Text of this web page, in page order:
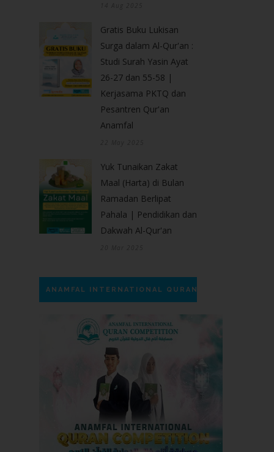
Gratis Buku Lukisan
Surga dalam Al-Qur'an :
Studi Surah Yasin Ayat
26-27 dan 55-58 |
Kerjasama PKTQ dan
Pesantren Qur'an
Anamfal
Yuk Tunaikan Zakat
Maal (Harta) di Bulan
Ramadan Berlipat
Pahala | Pendidikan dan
Dakwah Al-Qur'an
ANAMFAL INTERNATIONAL QURAN COMPETITION